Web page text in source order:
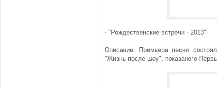
- "Рождественские встречи - 2013"
Описание: Премьера песни
"Жизнь после шоу", показаного